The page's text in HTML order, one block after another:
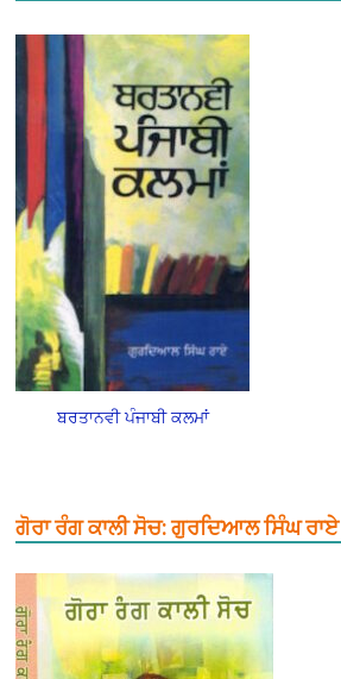
ਬਰਤਾਨਵੀ ਪੰਜਾਬੀ ਕਲਮਾਂ
ਗੋਰਾ ਰੰਗ ਕਾਲੀ ਸੋਚ: ਗੁਰਦਿਆਲ ਸਿੰਘ ਰਾਏ